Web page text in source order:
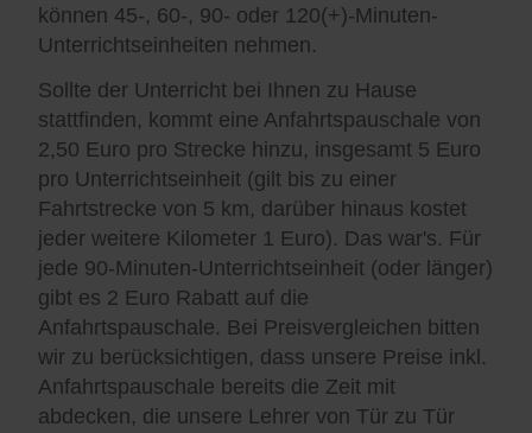
können 45-, 60-, 90- oder 120(+)-Minuten-
Unterrichtseinheiten nehmen.
Sollte der Unterricht bei Ihnen zu Hause
stattfinden, kommt eine Anfahrtspauschale von
2,50 Euro pro Strecke hinzu, insgesamt 5 Euro
pro Unterrichtseinheit (gilt bis zu einer
Fahrtstrecke von 5 km, darüber hinaus kostet
jeder weitere Kilometer 1 Euro). Das war's. Für
jede 90-Minuten-Unterrichtseinheit (oder länger)
gibt es 2 Euro Rabatt auf die
Anfahrtspauschale. Bei Preisvergleichen bitten
wir zu berücksichtigen, dass unsere Preise inkl.
Anfahrtspauschale bereits die Zeit mit
abdecken, die unsere Lehrer von Tür zu Tür